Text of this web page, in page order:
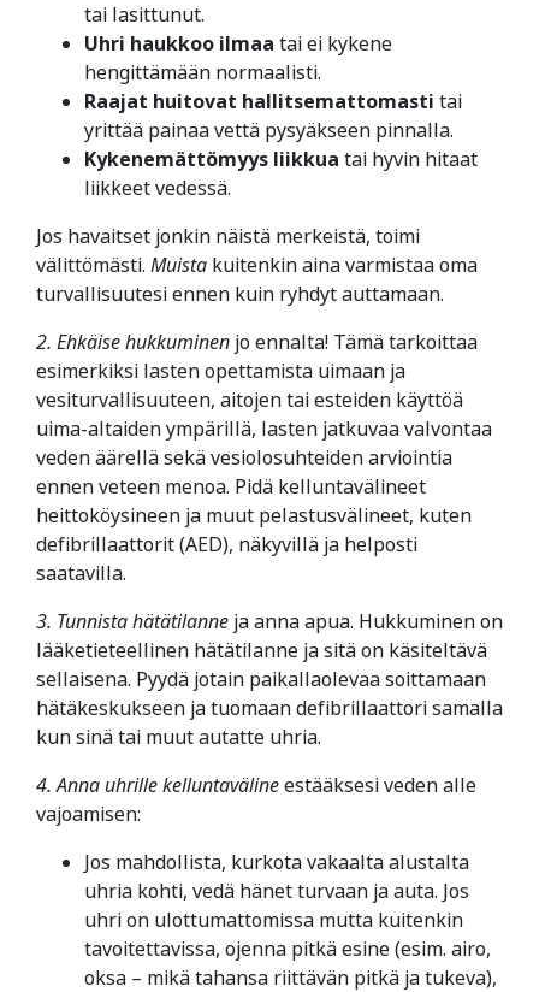
tai lasittunut.
Uhri haukkoo ilmaa tai ei kykene
hengittämään normaalisti.
Raajat huitovat hallitsemattomasti tai
yrittää painaa vettä pysyäkseen pinnalla.
Kykenemättömyys liikkua tai hyvin hitaat
liikkeet vedessä.
Jos havaitset jonkin näistä merkeistä, toimi
välittömästi. Muista kuitenkin aina varmistaa oma
turvallisuutesi ennen kuin ryhdyt auttamaan.
2. Ehkäise hukkuminen jo ennalta! Tämä tarkoittaa
esimerkiksi lasten opettamista uimaan ja
vesiturvallisuuteen, aitojen tai esteiden käyttöä
uima-altaiden ympärillä, lasten jatkuvaa valvontaa
veden äärellä sekä vesiolosuhteiden arviointia
ennen veteen menoa. Pidä kelluntavälineet
heittoköysineen ja muut pelastusvälineet, kuten
defibrillaattorit (AED), näkyvillä ja helposti
saatavilla.
3. Tunnista hätätilanne ja anna apua. Hukkuminen on
lääketieteellinen hätätilanne ja sitä on käsiteltävä
sellaisena. Pyydä jotain paikallaolevaa soittamaan
hätäkeskukseen ja tuomaan defibrillaattori samalla
kun sinä tai muut autatte uhria.
4. Anna uhrille kelluntavälineestääksesi veden alle
vajoamisen:
Jos mahdollista, kurkota vakaalta alustalta
uhria kohti, vedä hänet turvaan ja auta. Jos
uhri on ulottumattomissa mutta kuitenkin
tavoitettavissa, ojenna pitkä esine (esim. airo,
oksa – mikä tahansa riittävän pitkä ja tukeva),